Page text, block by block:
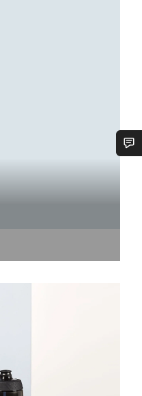
im Chat zur Verfügung.